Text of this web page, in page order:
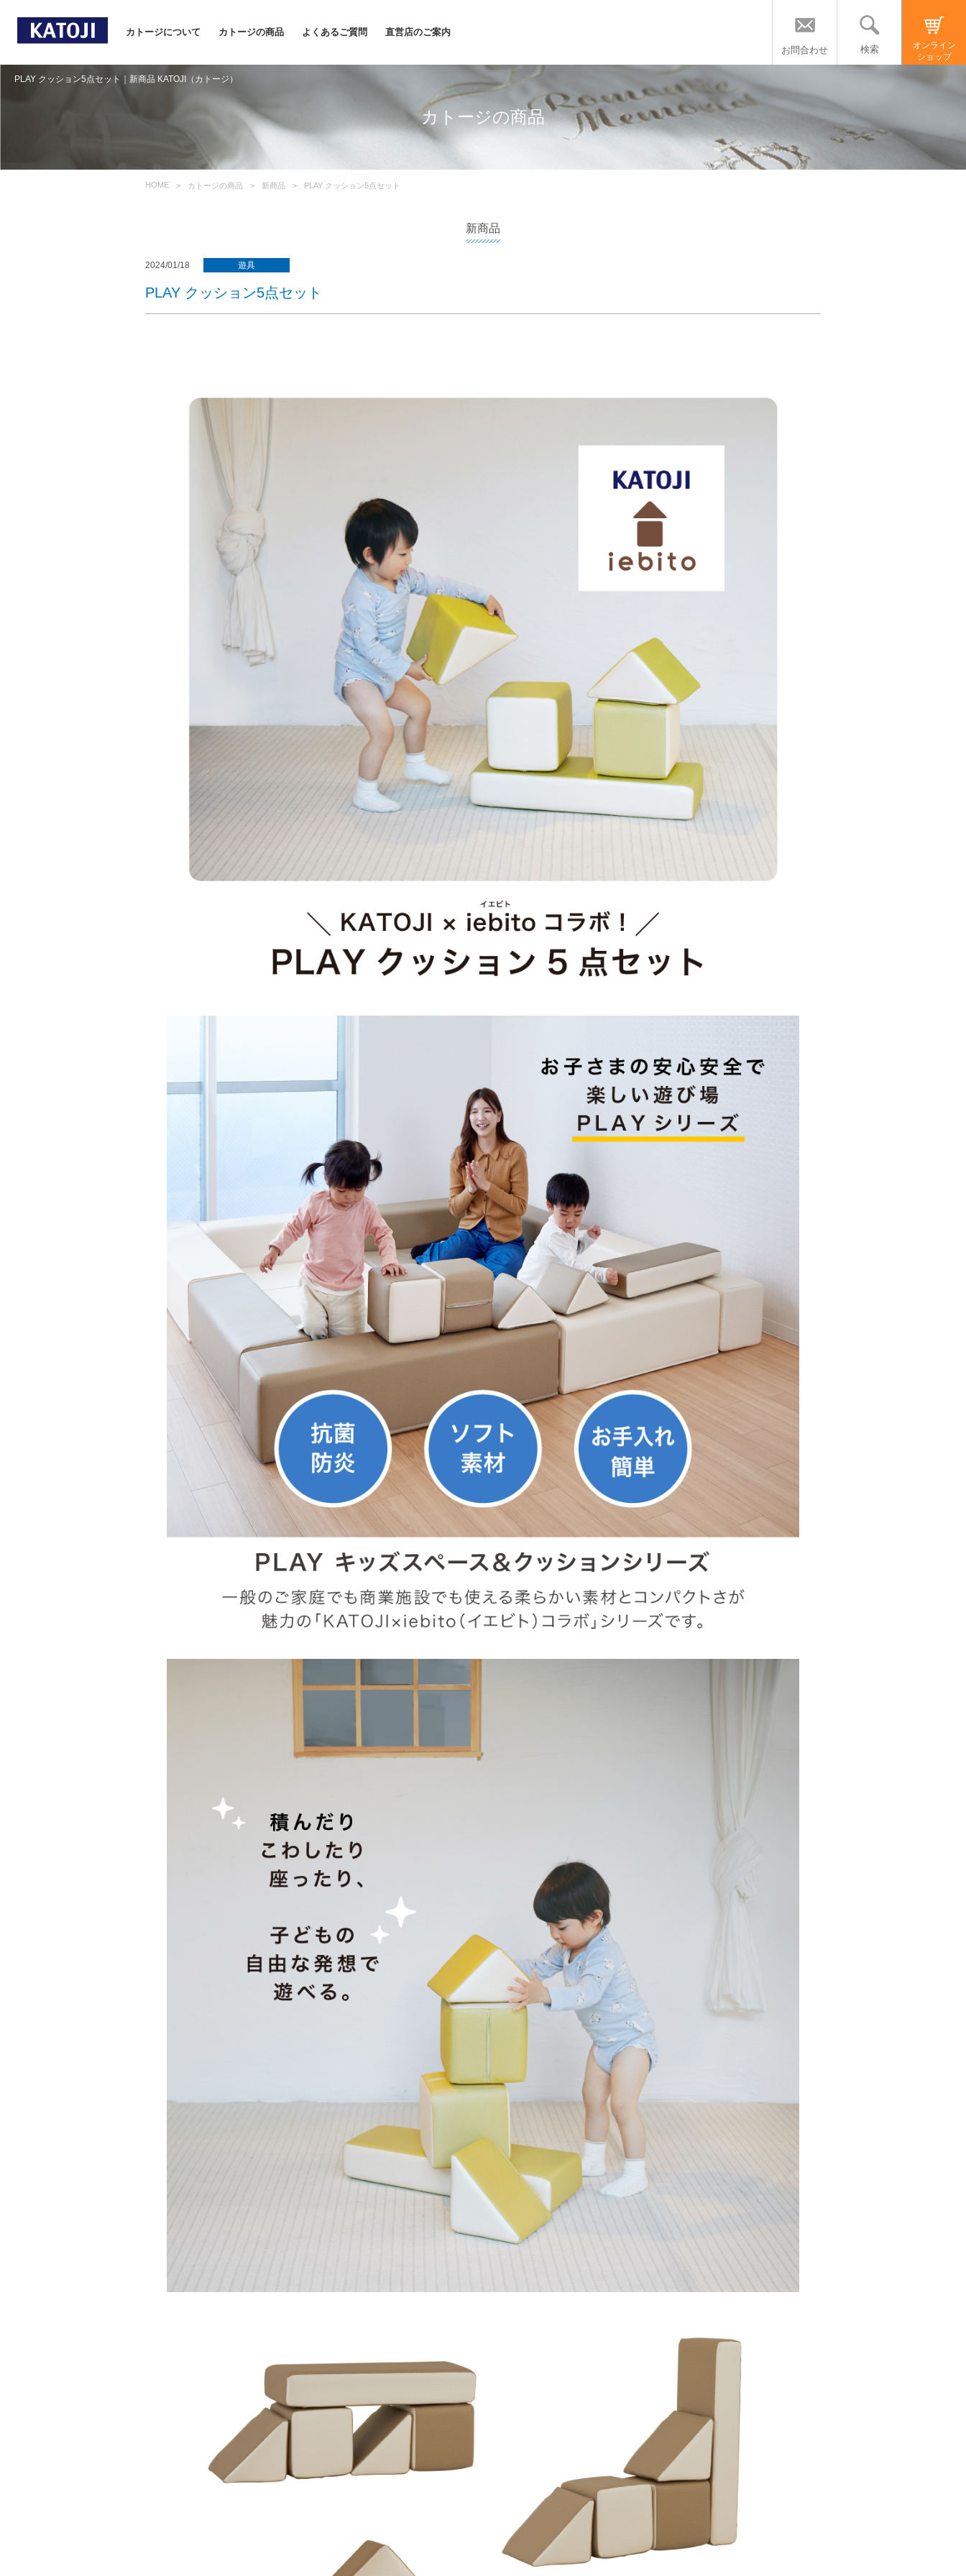
カトージについて カトージの商品 よくあるご質問
直営店のご案内
お問合わせ
検索
オンライン
ショップ
PLAY クッション5点セット｜新商品 KATOJI（カトージ）
カトージの商品
HOME カトージの商品 新商品 PLAY クッション5点セット
新商品
2024/01/18 遊具
PLAY クッション5点セット